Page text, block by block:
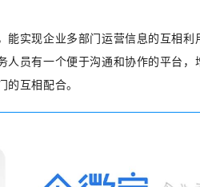
能实现企业多部门运营信息的互相利
人员有一个便于沟通和协作的平台，
互相配合。